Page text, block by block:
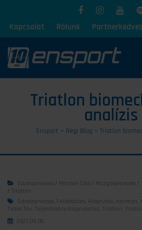
Kapcsolat Rólunk
Triatlon
analízis
Ensport > Régi Blog > Triatlon
Edzéstervezés / Minden Cikk / Mozgáselemzés /
/ Triatlon
Edzéstervezés, Felkészülés, Hosszútáv , Ironman ,
Teljes Táv , Teljesítménydiagnosztika, Triatlon ,
2021.09.06.